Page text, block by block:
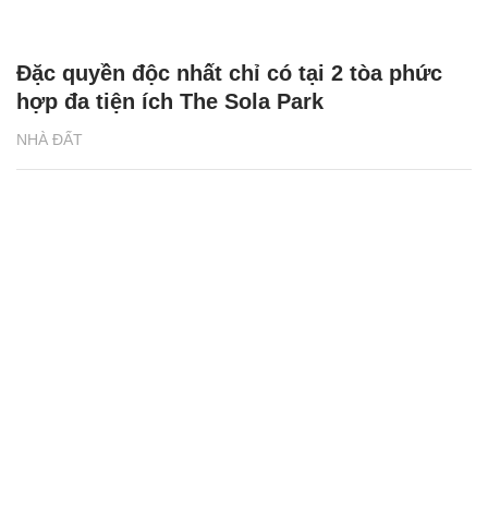
NHÀ ĐẤT
Đặc quyền độc nhất chỉ có tại 2 tòa phức
hợp đa tiện ích The Sola Park